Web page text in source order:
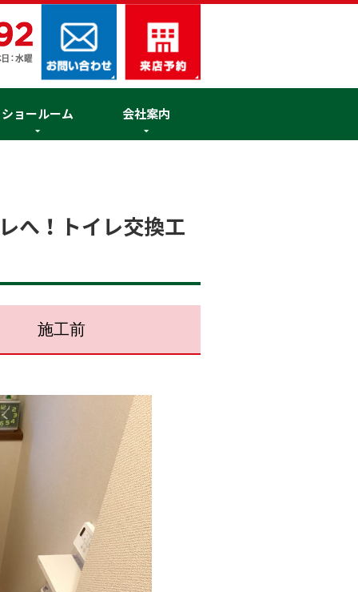
ショールーム 会社案内
へ！トイレ交換工
施工前